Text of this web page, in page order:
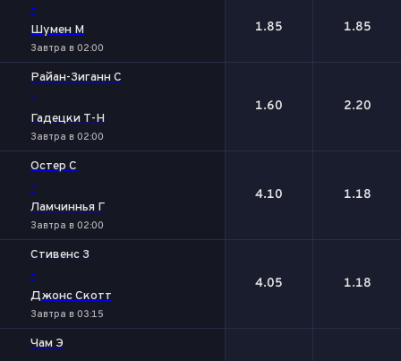
-
Шумен М
Завтра в 02:00
1.85 1.85
Райан-Зиганн С
-
Гадецки Т-Н
Завтра в 02:00
1.60 2.20
Остер C
-
Ламчиннья Г
Завтра в 02:00
4.10 1.18
Стивенс З
-
Джонс Скотт
Завтра в 03:15
4.05 1.18
Чам Э